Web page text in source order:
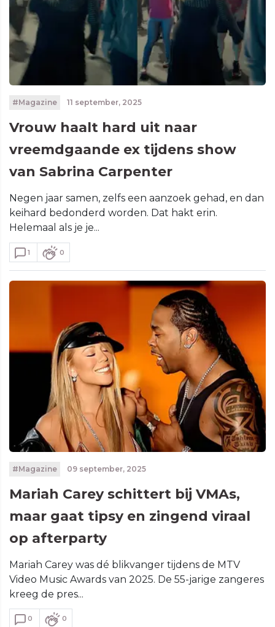
#Magazine 11 september, 2025
Vrouw haalt hard uit naar
vreemdgaande ex tijdens show
van Sabrina Carpenter
Negen jaar samen, zelfs een aanzoek gehad, en dan
keihard bedonderd worden. Dat hakt erin.
Helemaal als je je...
1 0
#Magazine 09 september, 2025
Mariah Carey schittert bij VMAs,
maar gaat tipsy en zingend viraal
op afterparty
Mariah Carey was dé blikvanger tijdens de MTV
Video Music Awards van 2025. De 55-jarige zangeres
kreeg de pres...
0 0